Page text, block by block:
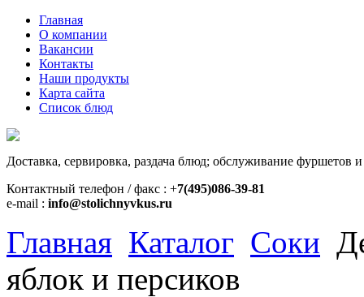
Главная
О компании
Вакансии
Контакты
Наши продукты
Карта сайта
Список блюд
Доставка, сервировка, раздача блюд; обслуживание фуршетов
Контактный телефон / факс : +7(495)086-39-81
e-mail : info@stolichnyvkus.ru
Главная Каталог Соки
яблок и персиков